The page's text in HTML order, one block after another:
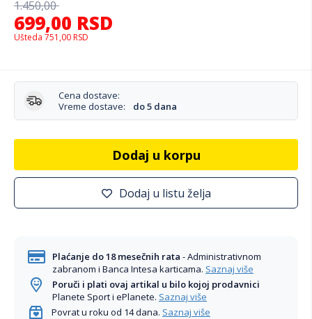
699,00 RSD
1.450,00
Ušteda 751,00 RSD
Cena dostave:
Vreme dostave:
do 5 dana
Dodaj u korpu
Dodaj u listu želja
Plaćanje do 18 mesečnih rata - Administrativnom
zabranom i Banca Intesa karticama. Saznaj više
Poruči i plati ovaj artikal u bilo kojoj prodavnici
Planete Sport i ePlanete. Saznaj više
Povrat u roku od 14 dana. Saznaj više